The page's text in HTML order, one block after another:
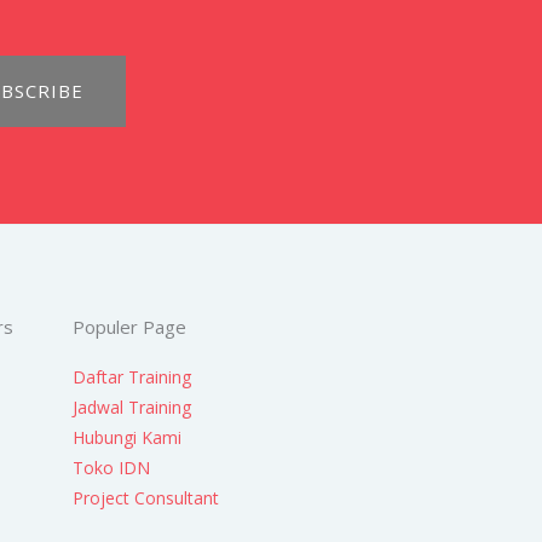
Populer Page
Daftar Training
Jadwal Training
Hubungi Kami
Toko IDN
Project Consultant